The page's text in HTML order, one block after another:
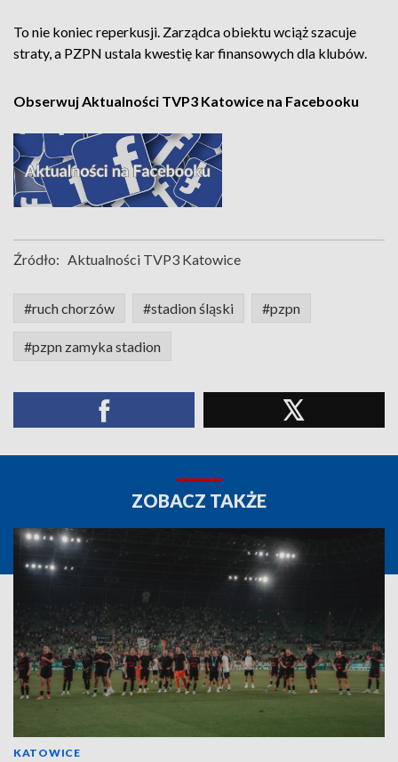
To nie koniec reperkusji. Zarządca obiektu wciąż szacuje
straty, a PZPN ustala kwestię kar finansowych dla klubów.
Obserwuj Aktualności TVP3 Katowice na Facebooku
Źródło: Aktualności TVP3 Katowice
#ruch chorzów #stadion śląski #pzpn
#pzpn zamyka stadion
ZOBACZ TAKŻE
KATOWICE